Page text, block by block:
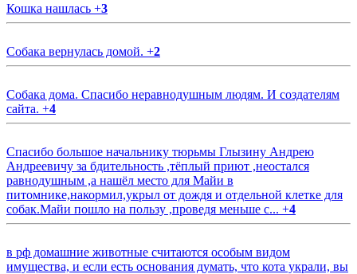
Кошка нашлась +3
Собака вернулась домой. +2
Собака дома. Спасибо неравнодушным людям. И создателям
сайта. +4
Спасибо большое начальнику тюрьмы Глызину Андрею
Андреевичу за бдительность ,тёплый приют ,неостался
равнодушным ,а нашёл место для Майи в
питомнике,накормил,укрыл от дождя и отдельной клетке для
собак.Майи пошло на пользу ,проведя меньше с... +4
в рф домашние животные считаются особым видом
имущества, и если есть основания думать, что кота украли, вы